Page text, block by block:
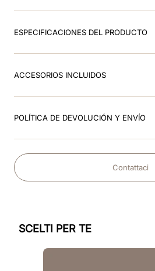
ESPECIFICACIONES DEL PRODUCTO
ACCESORIOS INCLUIDOS
POLÍTICA DE DEVOLUCIÓN Y ENVÍO
Contattaci
SCELTI PER TE